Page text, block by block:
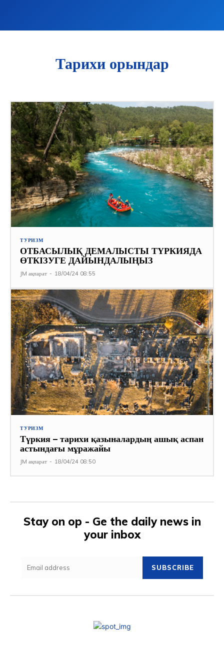
Тарихи орындар
ТУРИЗМ
ОТБАСЫЛЫҚ ДЕМАЛЫСТЫ ТҮРКИЯДА
ӨТКІЗУГЕ ДАЙЫНДАЛЫҢЫЗ
JM ақпарат - 18/04/24 08:55
ТУРИЗМ
Түркия – тарихи қазыналардың ашық аспан
астындағы мұражайы
JM ақпарат - 18/04/24 08:50
Stay on op - Ge the daily news in
your inbox
SUBSCRIBE